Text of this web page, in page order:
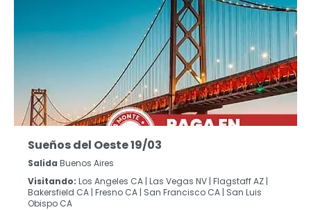
Sueños del Oeste 19/03
Salida Buenos Aires
Visitando: Los Angeles CA | Las Vegas NV | Flagstaff AZ |
Bakersfield CA | Fresno CA | San Francisco CA | San Luis
Obispo CA